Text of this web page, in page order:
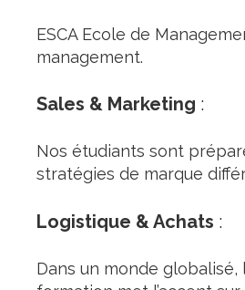
ESCA Ecole de
management.
Sales & Marketing :
Nos étudiants sont
stratégies de marque
Logistique & Achats :
Dans un monde